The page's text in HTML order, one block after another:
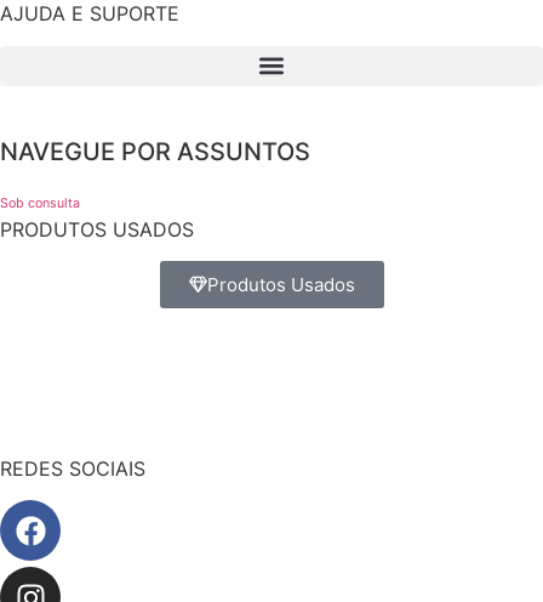
AJUDA E SUPORTE
NAVEGUE POR ASSUNTOS
Sob consulta
PRODUTOS USADOS
Produtos Usados
REDES SOCIAIS